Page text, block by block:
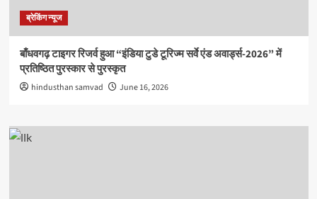
ब्रेकिंग न्यूज
बाँधवगढ़ टाइगर रिजर्व हुआ “इंडिया टुडे टूरिज्म सर्वे एंड अवार्ड्स-2026” में
प्रतिष्ठित पुरस्कार से पुरस्कृत
hindusthan samvad June 16, 2026